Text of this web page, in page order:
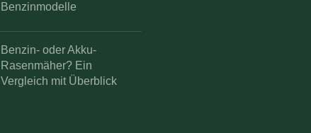
Benzinmodelle
Benzin- oder Akku-
Rasenmäher? Ein
Vergleich mit Überblick